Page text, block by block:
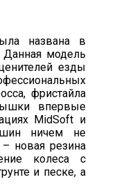
названа в
Данная модель
езды
фристайла
впервые
MidSoft и
ничем не
новая резина
колеса с
и песке, а